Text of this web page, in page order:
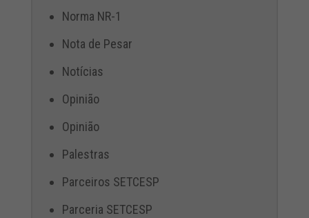
Norma NR-1
Nota de Pesar
Notícias
Opinião
Opinião
Palestras
Parceiros SETCESP
Parceria SETCESP